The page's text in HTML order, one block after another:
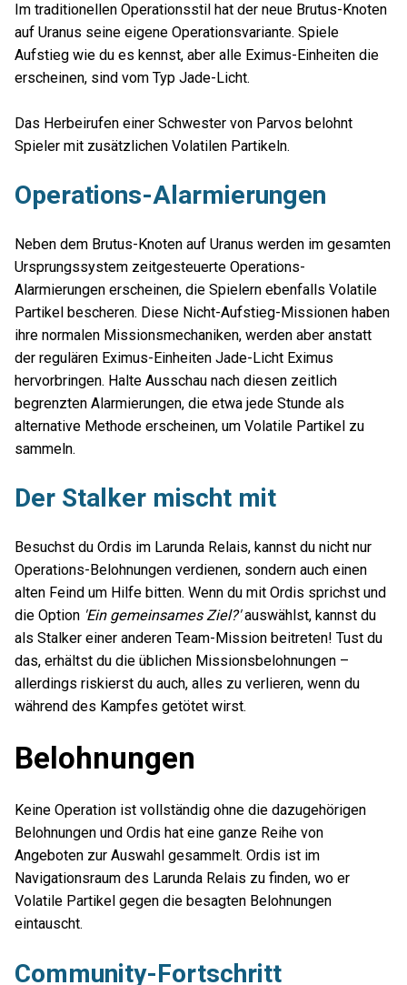
Im traditionellen Operationsstil hat der neue Brutus-Knoten
auf Uranus seine eigene Operationsvariante. Spiele
Aufstieg wie du es kennst, aber alle Eximus-Einheiten die
erscheinen, sind vom Typ Jade-Licht.
Das Herbeirufen einer Schwester von Parvos belohnt
Spieler mit zusätzlichen Volatilen Partikeln.
Operations-Alarmierungen
Neben dem Brutus-Knoten auf Uranus werden im gesamten
Ursprungssystem zeitgesteuerte Operations-
Alarmierungen erscheinen, die Spielern ebenfalls Volatile
Partikel bescheren. Diese Nicht-Aufstieg-Missionen haben
ihre normalen Missionsmechaniken, werden aber anstatt
der regulären Eximus-Einheiten Jade-Licht Eximus
hervorbringen. Halte Ausschau nach diesen zeitlich
begrenzten Alarmierungen, die etwa jede Stunde als
alternative Methode erscheinen, um Volatile Partikel zu
sammeln.
Der Stalker mischt mit
Besuchst du Ordis im Larunda Relais, kannst du nicht nur
Operations-Belohnungen verdienen, sondern auch einen
alten Feind um Hilfe bitten. Wenn du mit Ordis sprichst und
die Option 'Ein gemeinsames Ziel?'auswählst, kannst du
als Stalker einer anderen Team-Mission beitreten! Tust du
das, erhältst du die üblichen Missionsbelohnungen –
allerdings riskierst du auch, alles zu verlieren, wenn du
während des Kampfes getötet wirst.
Belohnungen
Keine Operation ist vollständig ohne die dazugehörigen
Belohnungen und Ordis hat eine ganze Reihe von
Angeboten zur Auswahl gesammelt. Ordis ist im
Navigationsraum des Larunda Relais zu finden, wo er
Volatile Partikel gegen die besagten Belohnungen
eintauscht.
Community-Fortschritt